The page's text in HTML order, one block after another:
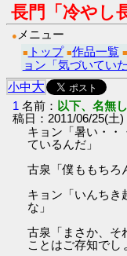
長門「冷やし
● メニュー
■ トップ ■作品一覧 ■
ョン「気づいていた
小中大
1 名前： 以下、名無
稿日：2011/06/25(土
キョン「暑い・・
ているんだ」
古泉「僕ももちろ
キョン「いんちき
な」
古泉「まさか、そ
ことはご存知でし